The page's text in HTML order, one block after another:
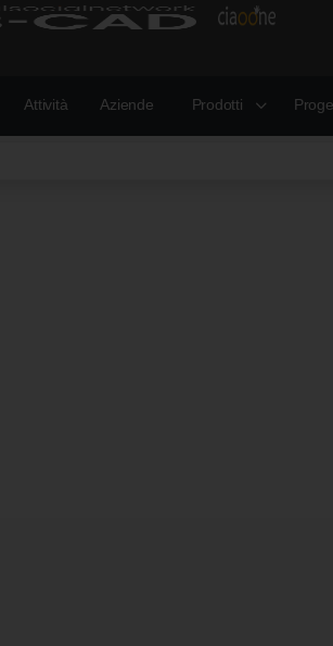
Attività Aziende Prodotti